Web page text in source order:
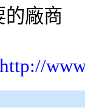
的廠商
http://